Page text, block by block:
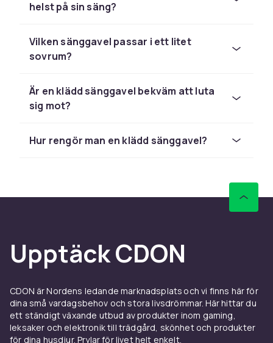
naturlig känsla. Metallgavlar i svart eller guld
inspirerade sovrummet.
Formen på sänggaveln påverkar sovrummets
rektangulär gavel dominerar rummet och ger
ett dramatiskt intryck, medan en låg och enkel
minimalistiska hem. Gavlar med rundade kanter
eller knappar ger ett klassiskt och elegant
förutsatt att de har samma bredd. Det innebär
att du kan uppgradera sovrummet med en ny
sänggavel utan att byta ut hela sängen.
Kontrollera alltid att gaveln passar sängens
bredd.
Montering av sänggavel varierar beroende på
modell. Vissa gavlar skruvas fast direkt i
helst på sin säng?
Vilken sänggavel passar i ett litet
sovrum?
Är en klädd sänggavel bekväm att luta
sig mot?
Hur rengör man en klädd sänggavel?
Upptäck CDON
CDON är Nordens ledande marknadsplats och vi finns här för
dina små vardagsbehov och stora livsdrömmar. Här hittar du
ett ständigt växande utbud av produkter inom gaming,
leksaker och elektronik till trädgård, skönhet och produkter
för dina husdjur. Prylar för livet helt enkelt.